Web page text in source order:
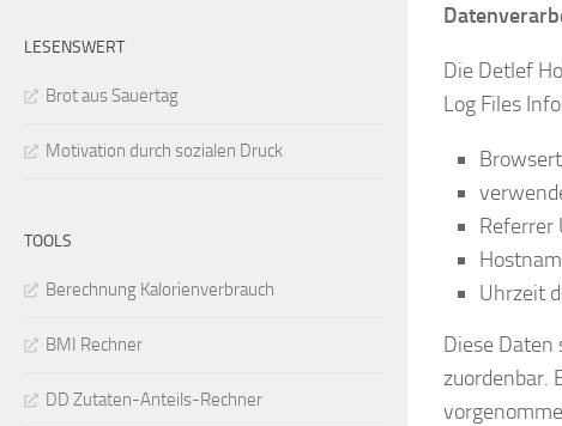
Die Detlef
Log Files
Referrer
Uhrzeit
Diese Daten
zuordenbar.
LESENSWERT
Brot aus Sauertag
Motivation durch sozialen Druck
TOOLS
Berechnung Kalorienverbrauch
BMI Rechner
DD Zutaten-Anteils-Rechner